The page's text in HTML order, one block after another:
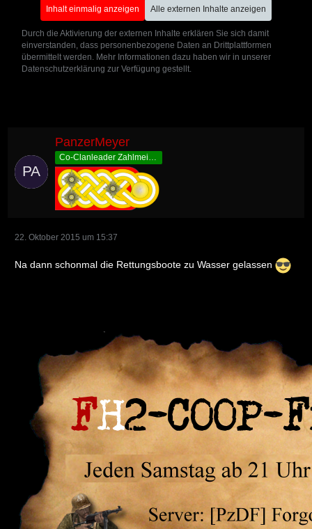
Inhalt einmalig anzeigen Alle externen Inhalte anzeigen
Durch die Aktivierung der externen Inhalte erklären Sie sich damit
einverstanden, dass personenbezogene Daten an Drittplattformen
übermittelt werden. Mehr Informationen dazu haben wir in unserer
Datenschutzerklärung zur Verfügung gestellt.
PanzerMeyer
Co-Clanleader Zahlmeister
22. Oktober 2015 um 15:37
Na dann schonmal die Rettungsboote zu Wasser gelassen